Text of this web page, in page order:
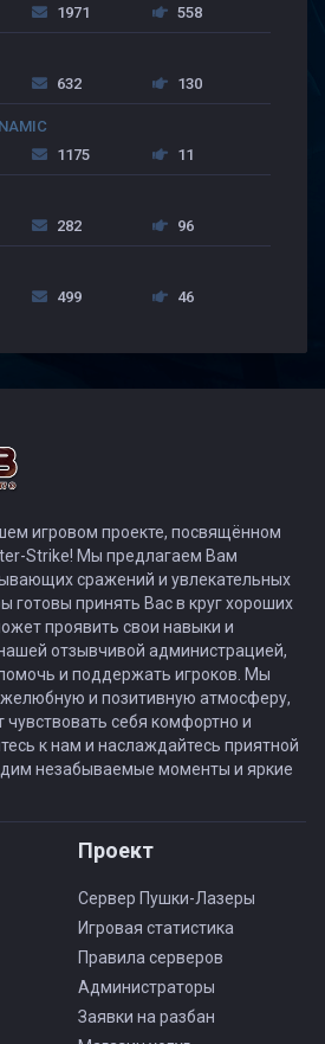
1971 558
632 130
1175 11
282 96
499 46
игровом проекте, посвящённом
Strike! Мы предлагаем Вам
сражений и увлекательных
готовы принять Вас в круг хороших
проявить свои навыки и
отзывчивой администрацией,
и поддержать игроков. Мы
и позитивную атмосферу,
себя комфортно и
к нам и наслаждайтесь приятной
незабываемые моменты и яркие
Проект
Сервер Пушки-Лазеры
Игровая статистика
Правила серверов
Администраторы
Заявки на разбан